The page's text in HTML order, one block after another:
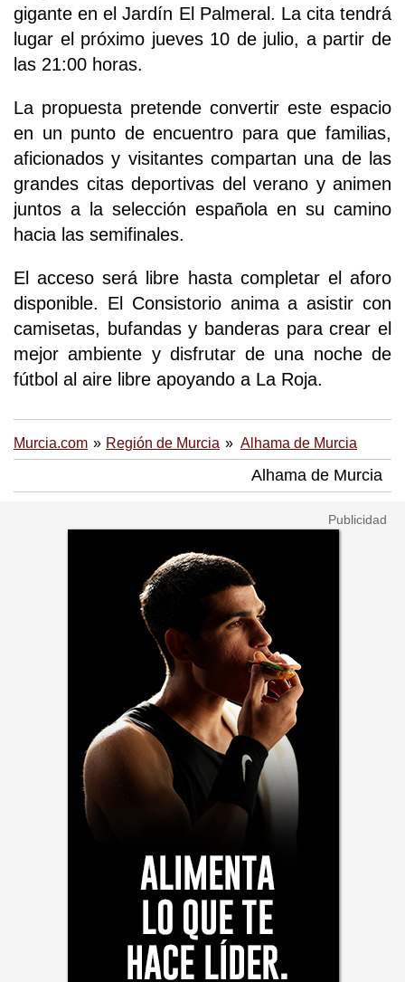
gigante en el Jardín El Palmeral. La cita tendrá
lugar el próximo jueves 10 de julio, a partir de
las 21:00 horas.
La propuesta pretende convertir este espacio
en un punto de encuentro para que familias,
aficionados y visitantes compartan una de las
grandes citas deportivas del verano y animen
juntos a la selección española en su camino
hacia las semifinales.
El acceso será libre hasta completar el aforo
disponible. El Consistorio anima a asistir con
camisetas, bufandas y banderas para crear el
mejor ambiente y disfrutar de una noche de
fútbol al aire libre apoyando a La Roja.
Murcia.com Región de Murcia Alhama de Murcia
Alhama de Murcia